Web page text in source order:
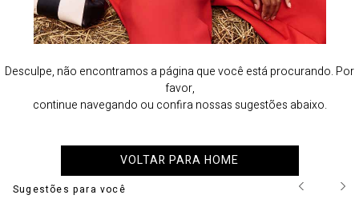
Desculpe, não encontramos a página que você está procurando. Por
favor,
continue navegando ou confira nossas sugestões abaixo.
VOLTAR PARA HOME
Sugestões para você